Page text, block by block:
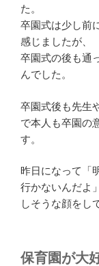
た。
卒園式は少し前
感じましたが、
卒園式の後も通
んでした。
卒園式後も先生
で本人も卒園の
す。
昨日になって「
行かないんだよ
しそうな顔をし
保育園が大